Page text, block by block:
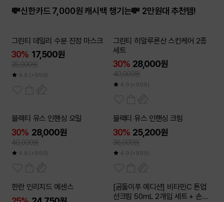
💸신한카드 7,000원 캐시백 챙기는💸 2만원대 추천템!
그린티 데일리 수분 진정 마스크
30% 17,500원
25,000원
4.8 (+999)
그린티 히알루론산 스킨케어 2종
세트
30% 28,000원
40,000원
4.9 (+999)
블랙티 유스 인핸싱 오일
30% 28,000원
40,000원
4.8 (+999)
블랙티 유스 인핸싱 크림
30% 25,200원
36,000원
4.9 (+999)
한란 인리치드 에센스
[곰돌이푸 에디션] 비타민C 톤업
선크림 50mL 2개입 세트 + 손거